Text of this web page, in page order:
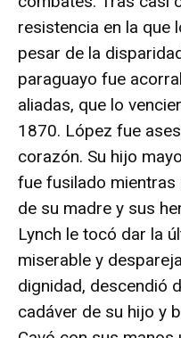
resistencia en la que
pesar de la
paraguayo fue
aliadas, que lo
1870. López fue
corazón. Su hijo
fue fusilado
de su madre y sus
Lynch le tocó dar la
miserable y
dignidad, descendió
cadáver de su hijo y